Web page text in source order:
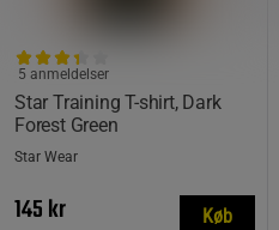
Star Training T-shirt, Dark
Forest Green
5 anmeldelser
Star Wear
145 kr Køb